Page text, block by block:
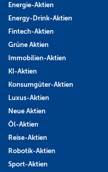
Energie-Aktien
Energy-Drink-Aktien
Fintech-Aktien
Grüne Aktien
Immobilien-Aktien
KI-Aktien
Konsumgüter-Aktien
Luxus-Aktien
Neue Aktien
Öl-Aktien
Reise-Aktien
Robotik-Aktien
Sport-Aktien